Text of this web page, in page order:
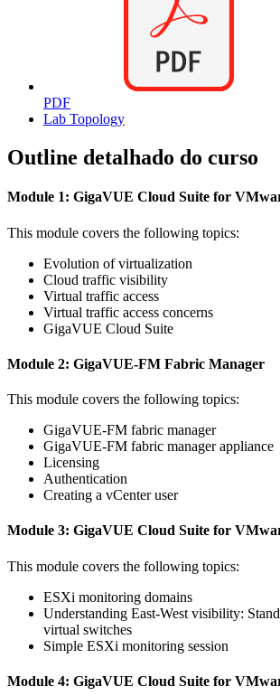
PDF
Lab Topology
Outline detalhado do curso
Module 1: GigaVUE Cloud Suite for
This module covers the following topics:
Evolution of virtualization
Cloud traffic visibility
Virtual traffic access
Virtual traffic access concerns
GigaVUE Cloud Suite
Module 2: GigaVUE-FM Fabric Manager
This module covers the following topics:
GigaVUE-FM fabric manager
GigaVUE-FM fabric manager appliance
Licensing
Authentication
Creating a vCenter user
Module 3: GigaVUE Cloud Suite for
This module covers the following topics:
ESXi monitoring domains
Understanding East-West visibility:
virtual switches
Simple ESXi monitoring session
Module 4: GigaVUE Cloud Suite for